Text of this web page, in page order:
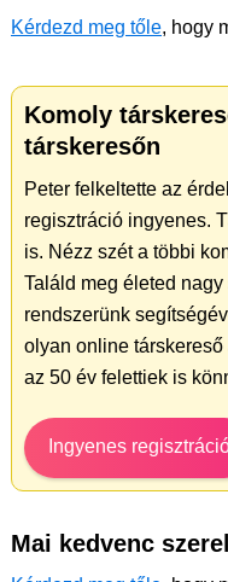
Kérdezd meg tőle, hogy
Komoly
társkeresőn
Peter felkeltette az
regisztráció ingyenes.
is. Nézz szét a többi
Találd meg életed
rendszerünk
olyan online
az 50 év felettiek is
Ingyenes
Mai kedvenc